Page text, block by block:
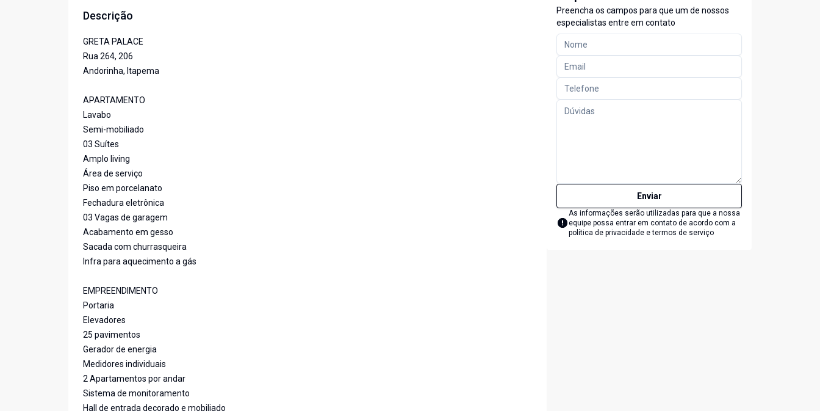
Descrição
GRETA PALACE
Rua 264, 206
Andorinha, Itapema
APARTAMENTO
Lavabo
Semi-mobiliado
03 Suítes
Amplo living
Área de serviço
Piso em porcelanato
Fechadura eletrônica
03 Vagas de garagem
Acabamento em gesso
Sacada com churrasqueira
Infra para aquecimento a gás
EMPREENDIMENTO
Portaria
Elevadores
25 pavimentos
Gerador de energia
Medidores individuais
2 Apartamentos por andar
Sistema de monitoramento
Hall de entrada decorado e mobiliado
Preencha os campos para que um de nossos
especialistas entre em contato
Enviar
As informações serão utilizadas para que a nossa
equipe possa entrar em contato de acordo com a
política de privacidade e termos de serviço